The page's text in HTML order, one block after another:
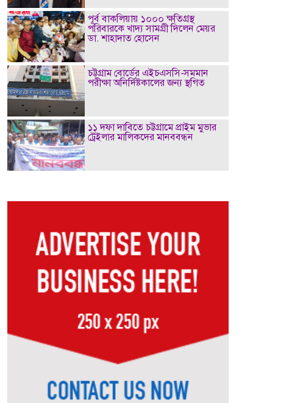
পূর্ব বাকলিয়ায় ১০০০ ক্ষতিগ্রস্থ
পরিবারকে খাদ্য সামগ্রী দিলেন মেয়র
ডা. শাহাদাত হোসেন
চট্টগ্রাম বোর্ডের এইচএসসি-সমমান
পরীক্ষা অনির্দিষ্টকালের জন্য স্থগিত
১১ দফা দাবিতে চট্টগ্রামে প্রাইম মুভার
ট্রেইলার মালিকদের মানববন্ধন